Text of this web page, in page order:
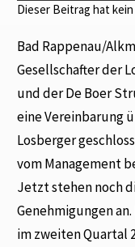
Dieser Beitrag hat
Bad Rappenau/
Gesellschafter der
und der De Boer
eine Vereinbarung
Losberger
vom Management
Jetzt stehen noch
Genehmigungen
im zweiten Quartal